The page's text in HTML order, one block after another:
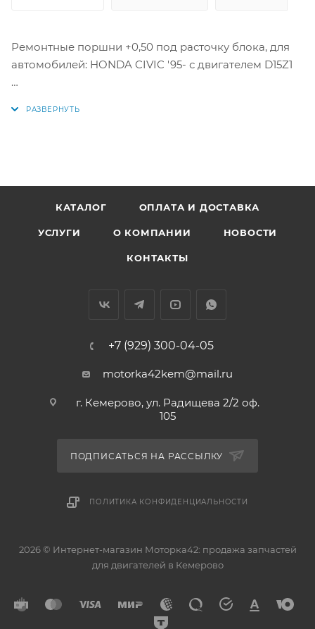
Ремонтные поршни +0,50 под расточку блока, для
автомобилей: HONDA CIVIC '95- с двигателем D15Z1
2 кольцо: 1,2 мм
3 кольцо: 2,8 мм
Аналоги: 38159050, 38159 050, 13010-P07-000, 13010-
КАТАЛОГ ОПЛАТА И ДОСТАВКА
УСЛУГИ О КОМПАНИИ НОВОСТИ
КОНТАКТЫ
+7 (929) 300-04-05
motorka42kem@mail.ru
г. Кемерово, ул. Радищева 2/2 оф.
105
ПОДПИСАТЬСЯ НА РАССЫЛКУ
ПОЛИТИКА КОНФИДЕНЦИАЛЬНОСТИ
2026 © Интернет-магазин Моторка42: продажа запчастей
для двигателей в Кемерово